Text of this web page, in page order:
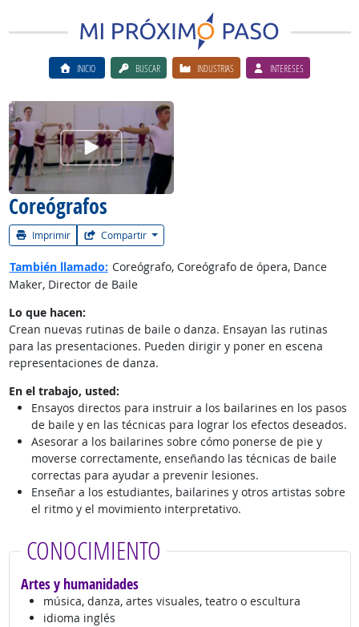
INICIO BUSCAR INDUSTRIAS INTERESES
Coreógrafos
Imprimir Compartir
Ver el vίdeo de la carrera
También llamado: Coreógrafo, Coreógrafo de ópera, Dance
Maker, Director de Baile
Lo que hacen:
Crean nuevas rutinas de baile o danza. Ensayan las rutinas
para las presentaciones. Pueden dirigir y poner en escena
representaciones de danza.
En el trabajo, usted:
Ensayos directos para instruir a los bailarines en los pasos
de baile y en las técnicas para lograr los efectos deseados.
Asesorar a los bailarines sobre cómo ponerse de pie y
moverse correctamente, enseñando las técnicas de baile
correctas para ayudar a prevenir lesiones.
Enseñar a los estudiantes, bailarines y otros artistas sobre
el ritmo y el movimiento interpretativo.
CONOCIMIENTO
Artes y humanidades
música, danza, artes visuales, teatro o escultura
idioma inglés